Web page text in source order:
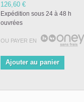
126,60 €
Expédition sous 24 à 48 h
ouvrées
OU PAYER EN
Ajouter au panier